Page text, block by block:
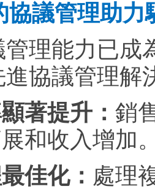
協議管理助力
管理能力已成
協議管理解
著提升： 銷
和收入增加
佳化： 處理